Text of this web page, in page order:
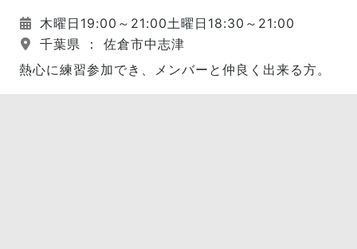
木曜日19:00～21:00土曜日18:30～21:00
千葉県 ： 佐倉市中志津
熱心に練習参加でき、メンバーと仲良く出来る方。